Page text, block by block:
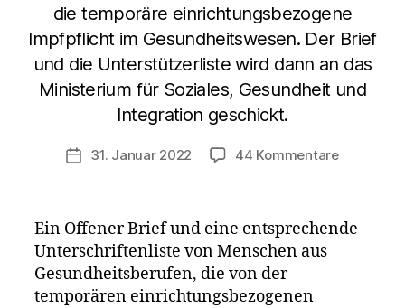
die temporäre einrichtungsbezogene
Impfpflicht im Gesundheitswesen. Der Brief
und die Unterstützerliste wird dann an das
Ministerium für Soziales, Gesundheit und
Integration geschickt.
Veröffentlichungsdatum
31. Januar 2022 44 Kommentarezu
Ein Offener Brief und eine entsprechende
Unterschriftenliste von Menschen aus
Gesundheitsberufen, die von der
temporären einrichtungsbezogenen